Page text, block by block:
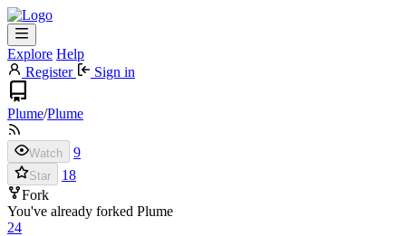
Explore Help
Register
Sign in
Plume/Plume
Watch 9
Star
18
Fork
You've already forked Plume
24